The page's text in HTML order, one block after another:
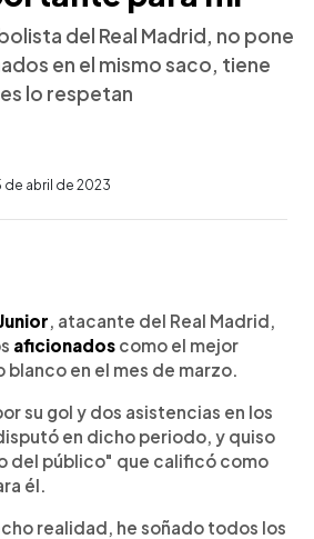
del Real Madrid, no pone
en el mismo saco, tiene
lo respetan
de abril de 2023
, atacante del Real Madrid,
aficionados como el mejor
en el mes de marzo.
su gol y dos asistencias en los
en dicho periodo, y quiso
del público" que calificó como
él.
realidad, he soñado todos los